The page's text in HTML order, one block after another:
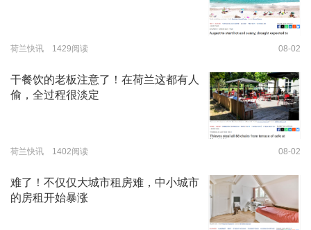
荷兰快讯 1429阅读 08-02
干餐饮的老板注意了！在荷兰这都有人
偷，全过程很淡定
荷兰快讯 1402阅读 08-02
难了！不仅仅大城市租房难，中小城市
的房租开始暴涨